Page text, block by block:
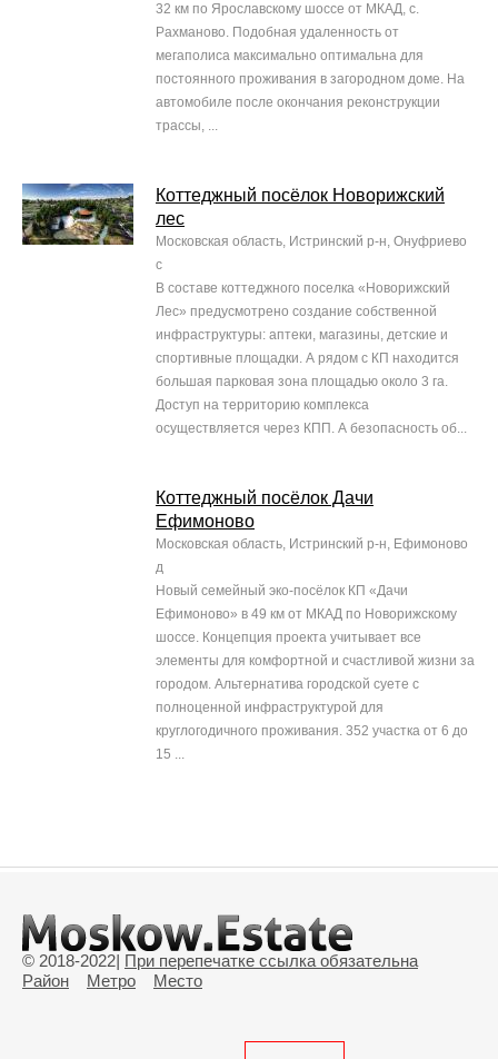
32 км по Ярославскому шоссе от МКАД, с.
Рахманово. Подобная удаленность от
мегаполиса максимально оптимальна для
постоянного проживания в загородном доме. На
автомобиле после окончания реконструкции
трассы, ...
Коттеджный посёлок Новорижский
лес
Московская область, Истринский р-н, Онуфриево
с
В составе коттеджного поселка «Новорижский
Лес» предусмотрено создание собственной
инфраструктуры: аптеки, магазины, детские и
спортивные площадки. А рядом с КП находится
большая парковая зона площадью около 3 га.
Доступ на территорию комплекса
осуществляется через КПП. А безопасность об...
Коттеджный посёлок Дачи
Ефимоново
Московская область, Истринский р-н, Ефимоново
д
Новый семейный эко-посёлок КП «Дачи
Ефимоново» в 49 км от МКАД по Новорижскому
шоссе. Концепция проекта учитывает все
элементы для комфортной и счастливой жизни за
городом. Альтернатива городской суете с
полноценной инфраструктурой для
круглогодичного проживания. 352 участка от 6 до
15 ...
© 2018-2022| При перепечатке ссылка обязательна
Район
Метро Место